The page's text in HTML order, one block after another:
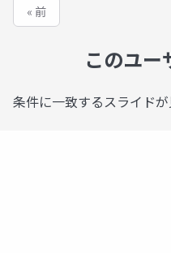
« 前
このユー
条件に一致するスライドが